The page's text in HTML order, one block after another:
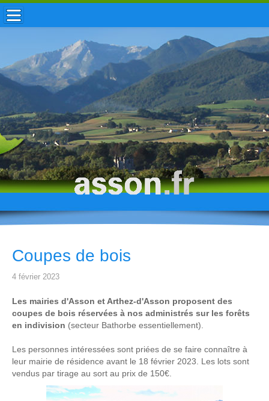
ACCUEIL / INFOS
MUNICIPALITÉ
VIE LOCALE
ENFANCE
TOURISME
HISTOIRE
Coupes de bois
4 février 2023
Les mairies d'Asson et Arthez-d'Asson proposent des
coupes de bois réservées à nos administrés sur les forêts
en indivision (secteur Bathorbe essentiellement).
Les personnes intéressées sont priées de se faire connaître à
leur mairie de résidence avant le 18 février 2023. Les lots sont
vendus par tirage au sort au prix de 150€.